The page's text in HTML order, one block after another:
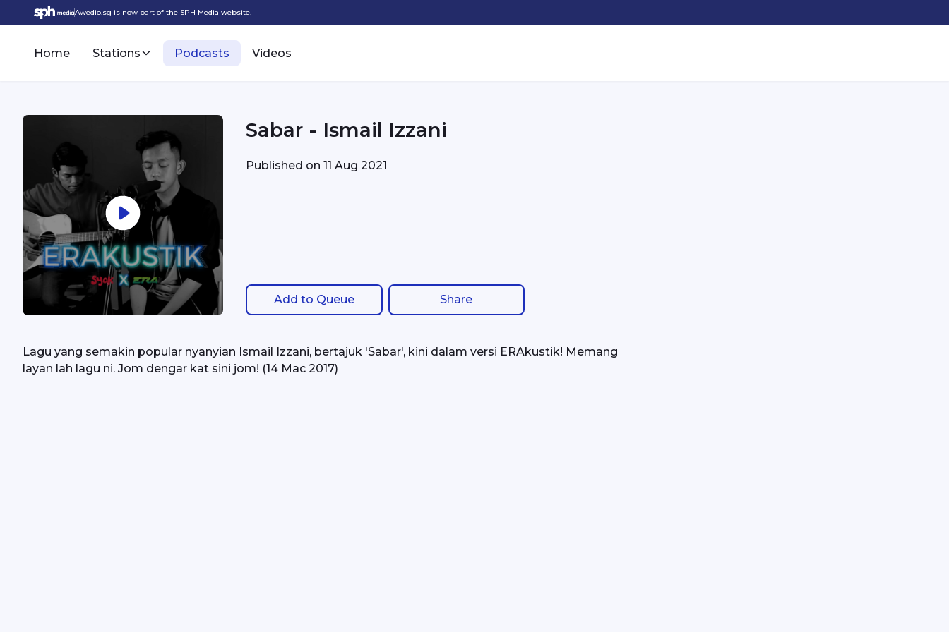
Awedio.sg is now part of the SPH Media website.
Home Stations Podcasts Videos
Sabar - Ismail Izzani
Published on11 Aug 2021
Add to Queue Share
Lagu yang semakin popular nyanyian Ismail Izzani, bertajuk 'Sabar', kini dalam versi ERAkustik! Memang
layan lah lagu ni. Jom dengar kat sini jom! (14 Mac 2017)